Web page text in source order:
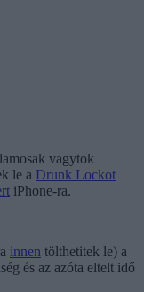
vagytok
le a Drunk Lockot
iPhone-ra.
innen tölthetitek le) a
és az azóta eltelt idő